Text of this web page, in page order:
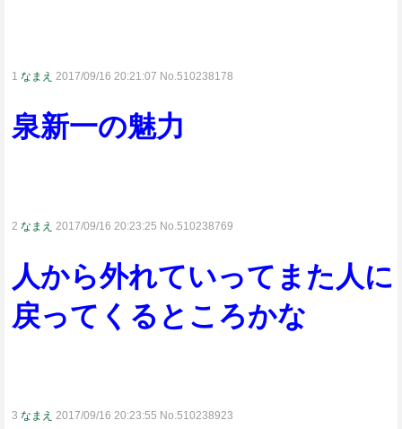
1 なまえ 2017/09/16 20:21:07 No.510238178
泉新一の魅力
2 なまえ 2017/09/16 20:23:25 No.510238769
人から外れていってまた人に
戻ってくるところかな
3 なまえ 2017/09/16 20:23:55 No.510238923